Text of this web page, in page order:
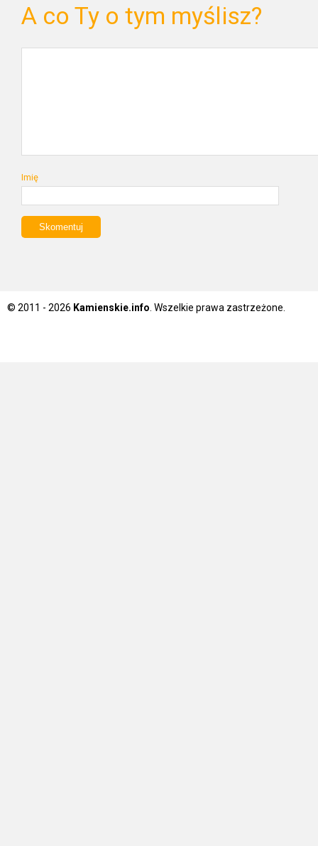
A co Ty o tym myślisz?
Imię
© 2011 - 2026 Kamienskie.info . Wszelkie prawa zastrzeżone.